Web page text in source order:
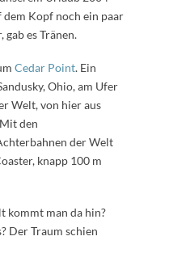
dem Kopf noch ein paar
es Tränen.
Cedar Point. Ein
Ohio, am Ufer
Welt, von hier aus
den
der Welt
knapp 100 m
kommt man da hin?
Der Traum schien